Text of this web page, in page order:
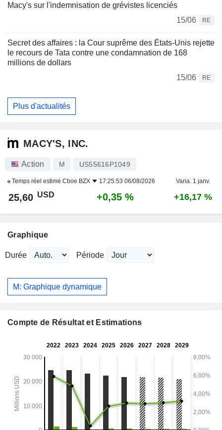
Macy's sur l'indemnisation de grévistes licenciés
15/06
RE
Secret des affaires : la Cour suprême des États-Unis rejette
le recours de Tata contre une condamnation de 168
millions de dollars
15/06
RE
Plus d'actualités
MACY'S, INC.
Action M US55616P1049
Temps réel estimé Cboe BZX 17:25:53 06/08/2026 Varia. 1 janv.
25,60 USD +0,35 % +16,17 %
Graphique
Durée Période
M: Graphique dynamique
Compte de Résultat et Estimations